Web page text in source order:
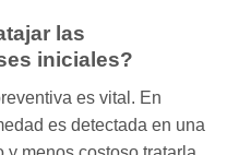
las
iniciales?
es vital. En
es detectada en una